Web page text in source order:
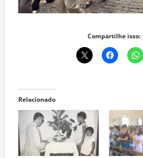
Compartilhe isso:
Relacionado